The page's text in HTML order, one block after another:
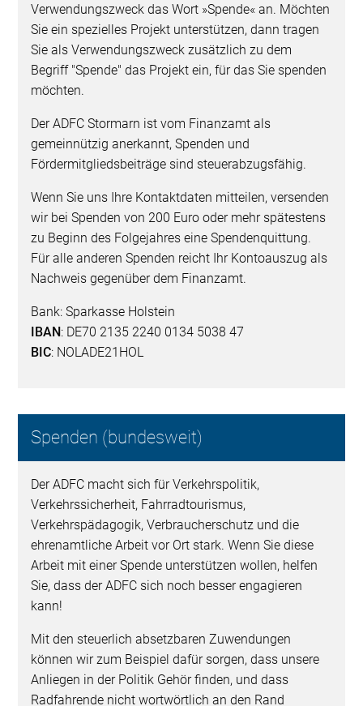
Verwendungszweck das Wort »Spende« an. Möchten
Sie ein spezielles Projekt unterstützen, dann tragen
Sie als Verwendungszweck zusätzlich zu dem
Begriff "Spende" das Projekt ein, für das Sie spenden
möchten.
Der ADFC Stormarn ist vom Finanzamt als
gemeinnützig anerkannt, Spenden und
Fördermitgliedsbeiträge sind steuerabzugsfähig.
Wenn Sie uns Ihre Kontaktdaten mitteilen, versenden
wir bei Spenden von 200 Euro oder mehr spätestens
zu Beginn des Folgejahres eine Spendenquittung.
Für alle anderen Spenden reicht Ihr Kontoauszug als
Nachweis gegenüber dem Finanzamt.
Bank: Sparkasse Holstein
IBAN: DE70 2135 2240 0134 5038 47
BIC: NOLADE21HOL
Spenden (bundesweit)
Der ADFC macht sich für Verkehrspolitik,
Verkehrssicherheit, Fahrradtourismus,
Verkehrspädagogik, Verbraucherschutz und die
ehrenamtliche Arbeit vor Ort stark. Wenn Sie diese
Arbeit mit einer Spende unterstützen wollen, helfen
Sie, dass der ADFC sich noch besser engagieren
kann!
Mit den steuerlich absetzbaren Zuwendungen
können wir zum Beispiel dafür sorgen, dass unsere
Anliegen in der Politik Gehör finden, und dass
Radfahrende nicht wortwörtlich an den Rand